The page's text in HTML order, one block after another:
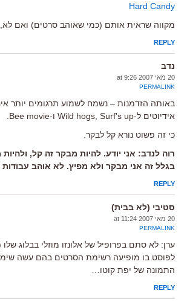
Hard Candy
מקווה שראית אותם (כמי שאוהב סרטים) ואם לא,
REPLY
נדב
20 מאי 2007 at 9:26
PERMALINK
באותה הזדמנות – נשמח לשמוע תרגומים יותר
אידיוטים ל-Wild hogs, Surf's up ו-Bee movie.
כי זה פשוט נורא קל לבקר.
רוה לנדב: אני יודע. להיות מבקר זה קל,
בגלל זה אני מבקר ולא מפיץ. לא אוהב
REPLY
סטיבי (לא בבית)
20 מאי 2007 at 11:24
PERMALINK
ערן: לא סתם בפרופיל של אלונזו מוזלי בבלוג שלו
לפוסט בו מופיעה רשימת הסרטים בהם עשה
התמונה של יפת קוטו…
REPLY